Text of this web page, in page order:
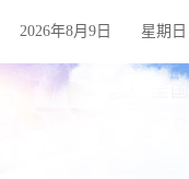
2026年8月9日 星期日